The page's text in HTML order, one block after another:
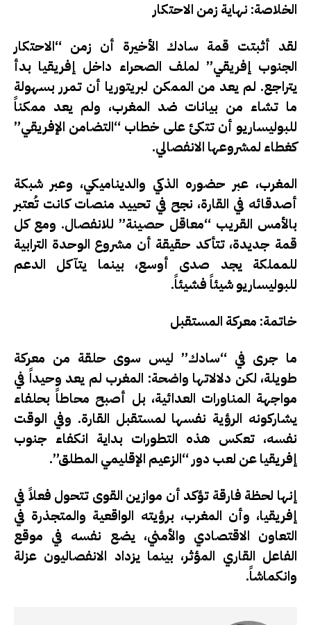
الخلاصة: نهاية زمن الاحتكار
لقد أثبتت قمة سادك الأخيرة أن زمن “الاحتكار
الجنوب إفريقي” لملف الصحراء داخل إفريقيا بدأ
يتراجع. لم يعد من الممكن لبريتوريا أن تمرر بسهولة
ما تشاء من بيانات ضد المغرب، ولم يعد ممكناً
للبوليساريو أن تتكئ على خطاب “التضامن الإفريقي”
كغطاء لمشروعها الانفصالي.
المغرب، عبر حضوره الذكي والديناميكي، وعبر شبكة
أصدقائه في القارة، نجح في تحييد منصات كانت تُعتبر
بالأمس القريب “معاقل حصينة” للانفصال. ومع كل
قمة جديدة، تتأكد حقيقة أن مشروع الوحدة الترابية
للمملكة يجد صدى أوسع، بينما يتآكل الدعم
للبوليساريو شيئاً فشيئاً.
خاتمة: معركة المستقبل
ما جرى في “سادك” ليس سوى حلقة من معركة
طويلة، لكن دلالاتها واضحة: المغرب لم يعد وحيداً في
مواجهة المناورات العدائية، بل أصبح محاطاً بحلفاء
يشاركونه الرؤية نفسها لمستقبل القارة. وفي الوقت
نفسه، تعكس هذه التطورات بداية انكفاء جنوب
إفريقيا عن لعب دور “الزعيم الإقليمي المطلق”.
إنها لحظة فارقة تؤكد أن موازين القوى تتحول فعلاً في
إفريقيا، وأن المغرب، برؤيته الواقعية والمتجذرة في
التعاون الاقتصادي والأمني، يضع نفسه في موقع
الفاعل القاري المؤثر، بينما يزداد الانفصاليون عزلة
وانكماشاً.